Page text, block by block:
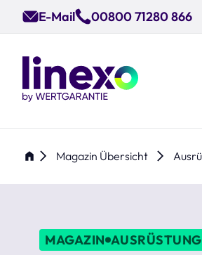
Skip
content
E-Mail 00800 71280 866
Magazin Übersicht
MAGAZIN